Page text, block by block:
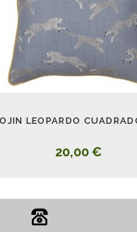
20,00 €